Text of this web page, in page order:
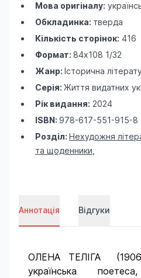
Мова оригіналу:
Обкладинка: тверда
Кількість сторінок: 416
Формат: 84х108 1/32
Жанр: Історична
Серія: Життя видатних
Рік видання: 2024
ISBN: 978-617-551-915-8
Розділ: Нехудожня
та щоденники
Аннотація Відгуки
ОЛЕНА ТЕЛІГА
українська